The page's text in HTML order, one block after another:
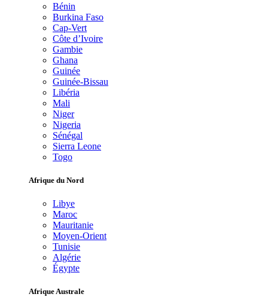
Bénin
Burkina Faso
Cap-Vert
Côte d’Ivoire
Gambie
Ghana
Guinée
Guinée-Bissau
Libéria
Mali
Niger
Nigeria
Sénégal
Sierra Leone
Togo
Afrique du Nord
Libye
Maroc
Mauritanie
Moyen-Orient
Tunisie
Algérie
Égypte
Afrique Australe